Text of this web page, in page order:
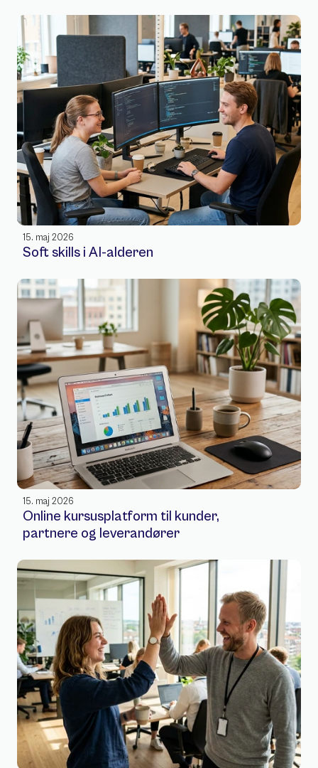
15. maj 2026
Soft skills i AI-alderen
15. maj 2026
Online kursusplatform til kunder,
partnere og leverandører